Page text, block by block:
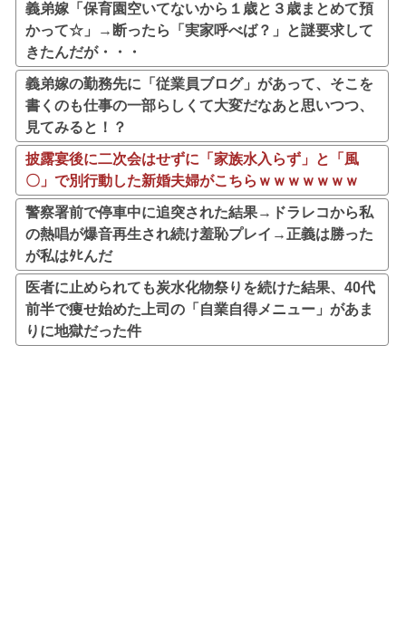
義弟嫁「保育園空いてないから１歳と３歳まとめて預
かって☆」→断ったら「実家呼べば？」と謎要求して
きたんだが・・・
義弟嫁の勤務先に「従業員ブログ」があって、そこを
書くのも仕事の一部らしくて大変だなあと思いつつ、
見てみると！？
披露宴後に二次会はせずに「家族水入らず」と「風
〇」で別行動した新婚夫婦がこちらｗｗｗｗｗｗｗ
警察署前で停車中に追突された結果→ドラレコから私
の熱唱が爆音再生され続け羞恥プレイ→正義は勝った
が私はﾀﾋんだ
医者に止められても炭水化物祭りを続けた結果、40代
前半で痩せ始めた上司の「自業自得メニュー」があま
りに地獄だった件